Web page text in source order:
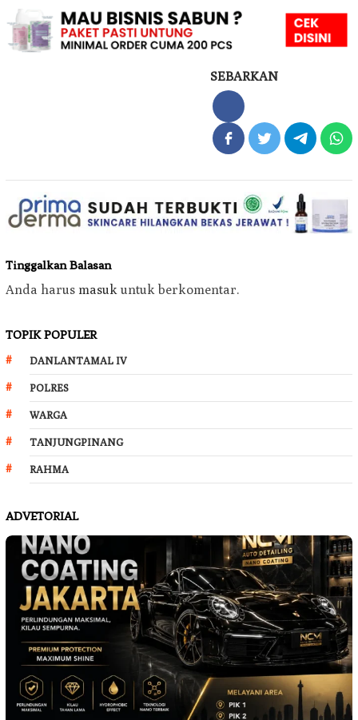
SEBARKAN
Tinggalkan Balasan
Anda harus masuk untuk berkomentar.
TOPIK POPULER
DANLANTAMAL IV
POLRES
WARGA
TANJUNGPINANG
RAHMA
ADVETORIAL